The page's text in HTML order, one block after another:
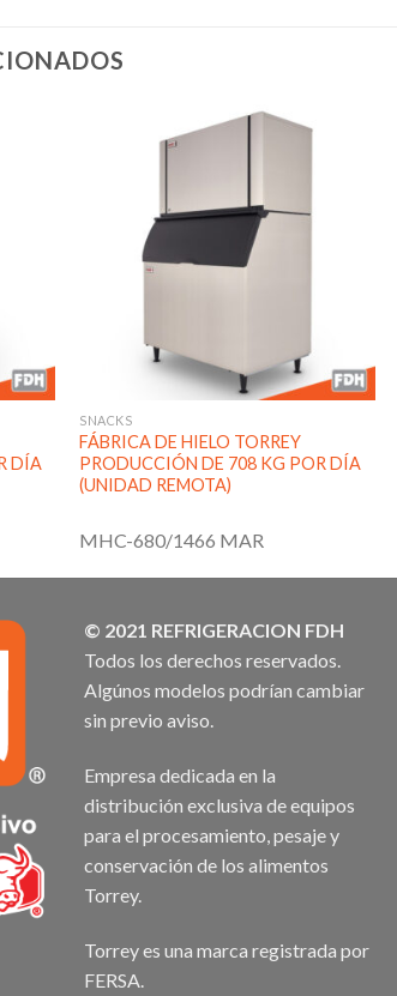
DÍA
SNACKS
FÁBRICA DE HIELO TORREY
PRODUCCIÓN DE 708 KG POR DÍA
(UNIDAD REMOTA)
MHC-680/1466 MAR
© 2021 REFRIGERACION FDH
Todos los derechos reservados.
Algúnos modelos podrían cambiar
sin previo aviso.
Empresa dedicada en la
distribución exclusiva de equipos
para el procesamiento, pesaje y
conservación de los alimentos
Torrey.
Torrey es una marca registrada por
FERSA.